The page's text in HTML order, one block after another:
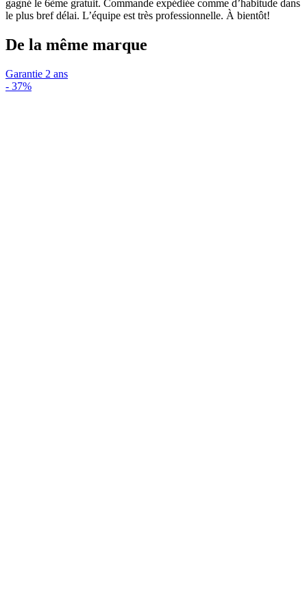
gagné le 6ème gratuit. Commande expédiée comme d’habitude dans
le plus bref délai. L’équipe est très professionnelle. À bientôt!
De la même marque
Garantie 2 ans
- 37%